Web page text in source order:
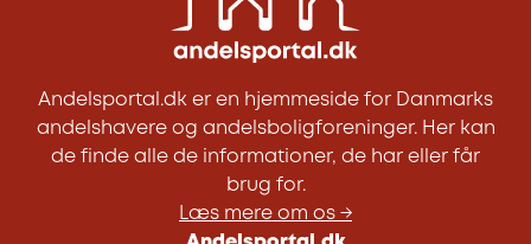
Andelsportal.dk er en hjemmeside for Danmarks
andelshavere og andelsboligforeninger. Her kan
de finde alle de informationer, de har eller får
brug for.
Læs mere om os →